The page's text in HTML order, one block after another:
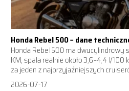
Honda Rebel 500 – dane
Honda Rebel 500 ma dwucylindrowy
KM, spala realnie około 3,6–4,4 l/100
za jeden z najprzyjaźniejszych
2026-07-17